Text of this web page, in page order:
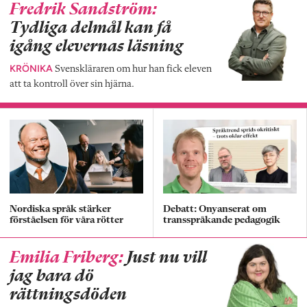
Fredrik Sandström:
Tydliga delmål kan få
igång elevernas läsning
KRÖNIKA Svenskläraren om hur han fick eleven
att ta kontroll över sin hjärna.
Nordiska språk stärker
förståelsen för våra rötter
Debatt: Onyanserat om
transspråkande pedagogik
Emilia Friberg: Just nu vill
jag bara dö
rättningsdöden